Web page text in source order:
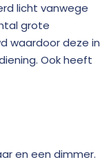
licht vanwege
grote
waardoor deze in
Ook heeft
en een dimmer.